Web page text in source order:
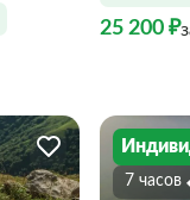
25 200 ₽
7 часов